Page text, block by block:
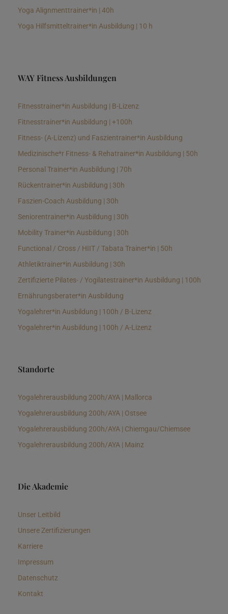
Yoga Alignmenttrainer*in | 40h
Yoga Hilfsmitteltrainer*in Ausbildung | 10 h
WAY Fitness Ausbildungen
Fitnesstrainer*in Ausbildung | B-Lizenz
Fitnesstrainer*in Ausbildung | +100h
Fitness- (A-Lizenz) und Faszientrainer*in Ausbildung
Medizinische*r Fitness- & Rehatrainer*in Ausbildung | 50h
Personal Trainer*in Ausbildung | 70h
Rückentrainer*in Ausbildung | 30h
Faszien-Coach Ausbildung | 30h
Seniorentrainer*in Ausbildung | 30h
Mobility Trainer*in Ausbildung | 30h
Functional / Cross / HIIT / Tabata Trainer*in | 50h
Athletiktrainer*in Ausbildung | 30h
Zertifizierte Pilates- / Yogilatestrainer*in Ausbildung | 100h
Ernährungsberater*in Ausbildung
Yogalehrer*in Ausbildung | 100h / B-Lizenz
Yogalehrer*in Ausbildung | 100h / A-Lizenz
Standorte
Yogalehrerausbildung 200h/AYA | Mallorca
Yogalehrerausbildung 200h/AYA | Ostsee
Yogalehrerausbildung 200h/AYA | Chiemgau/Chiemsee
Yogalehrerausbildung 200h/AYA | Mainz
Die Akademie
Unser Leitbild
Unsere Zertifizierungen
Karriere
Impressum
Datenschutz
Kontakt